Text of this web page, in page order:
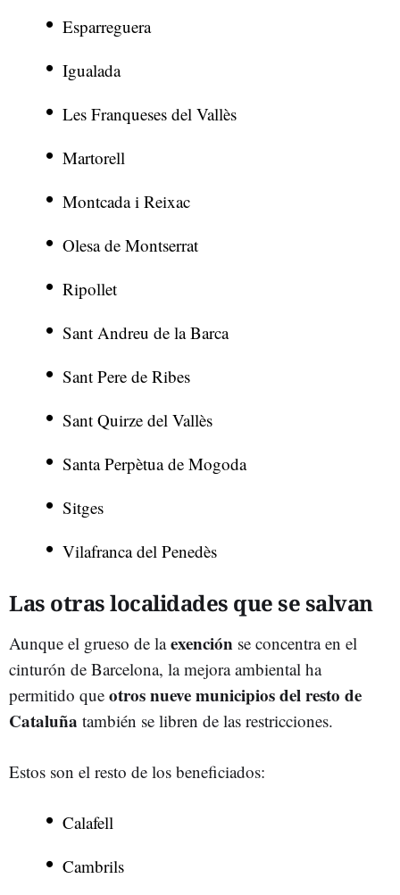
Esparreguera
Igualada
Les Franqueses del Vallès
Martorell
Montcada i Reixac
Olesa de Montserrat
Ripollet
Sant Andreu de la Barca
Sant Pere de Ribes
Sant Quirze del Vallès
Santa Perpètua de Mogoda
Sitges
Vilafranca del Penedès
Las otras localidades que se salvan
Aunque el grueso de laexención se concentra en el
cinturón de Barcelona, la mejora ambiental ha
permitido que otros nueve municipios del resto de
Cataluña también se libren de las restricciones.
Estos son el resto de los beneficiados:
Calafell
Cambrils